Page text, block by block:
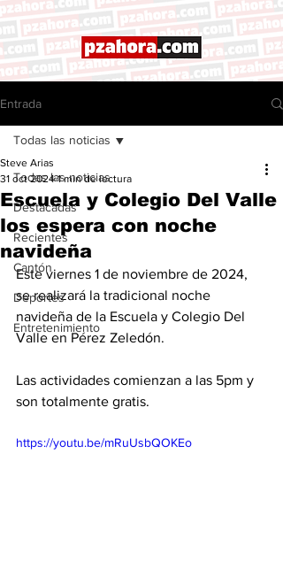
Entrada
Todas las noticias
Destacadas
Recientes
Cantón
Deportes
Entretenimiento
Todas las noticias
Escuela y Colegio Del Valle
los espera con noche
navideña
Steve Arias
31 oct 2024 1 min de lectura
Este viernes 1 de noviembre de 2024,
se realizará la tradicional noche
navideña de la Escuela y Colegio Del
Valle en Pérez Zeledón.
Las actividades comienzan a las 5pm y
son totalmente gratis.
https://youtu.be/mRuUsbQOKEo